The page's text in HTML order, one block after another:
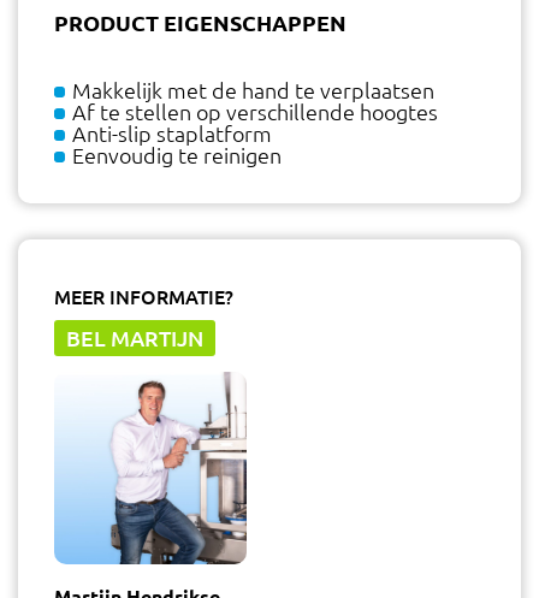
PRODUCT EIGENSCHAPPEN
Makkelijk met de hand te verplaatsen
Af te stellen op verschillende hoogtes
Anti-slip staplatform
Eenvoudig te reinigen
MEER INFORMATIE?
BEL MARTIJN